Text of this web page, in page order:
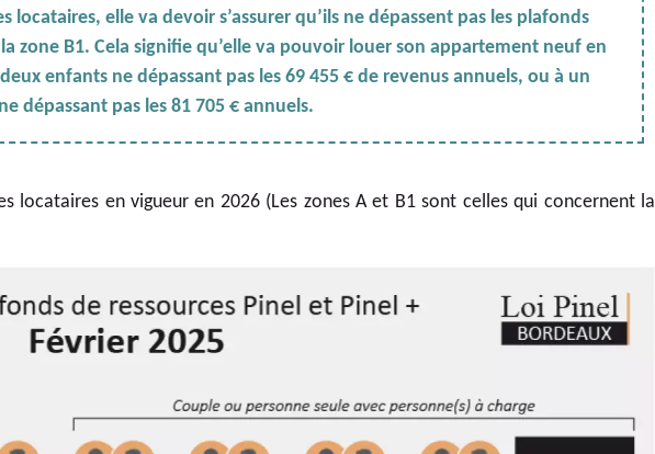
locataires, elle va devoir s’assurer qu’ils ne dépassent pas les plafonds
zone B1. Cela signifie qu’elle va pouvoir louer son appartement neuf en
enfants ne dépassant pas les 69 455 € de revenus annuels, ou à un
dépassant pas les 81 705 € annuels.
locataires en vigueur en 2026 (Les zones A et B1 sont celles qui concernent la